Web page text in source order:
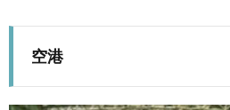
空港